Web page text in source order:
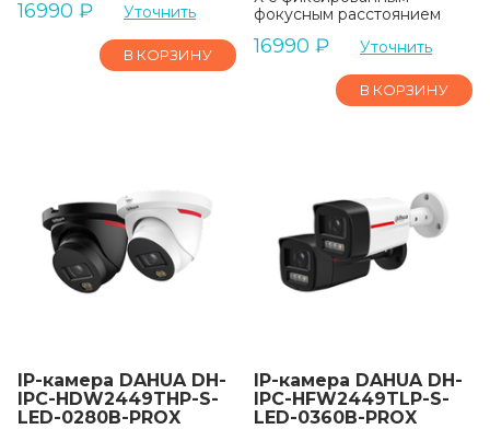
16990 ₽ Уточнить
В КОРЗИНУ
фокусным расстоянием
16990 ₽ Уточнить
В КОРЗИНУ
IP-камера DAHUA DH-
IPC-HDW2449THP-S-
LED-0280B-PROX
IP-камера DAHUA DH-
IPC-HFW2449TLP-S-
LED-0360B-PROX